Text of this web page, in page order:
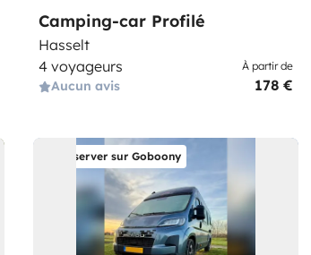
Camping-car Profilé
Hasselt
4 voyageurs
Aucun avis
À partir de
178 €
Réserver sur Goboony